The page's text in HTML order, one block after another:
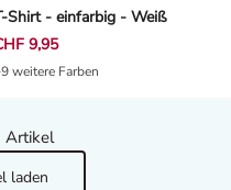
Shirt - einfarbig - Weiß
9,95
weitere Farben
Artikel
laden